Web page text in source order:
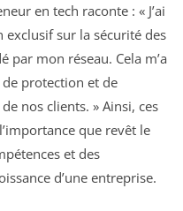
en tech raconte : « J’ai
sur la sécurité des
par mon réseau. Cela m’a
protection et de
nos clients. » Ainsi, ces
que revêt le
et des
d’une entreprise.